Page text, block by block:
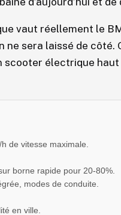
vaut réellement le
sera laissé de côté.
scooter électrique haut
de vitesse maximale.
borne rapide pour 20-80%.
modes de conduite.
en ville.